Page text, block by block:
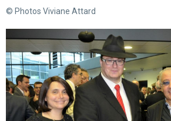
© Photos Viviane Attard